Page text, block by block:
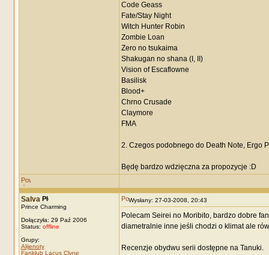
Code Geass
Fate/Stay Night
Witch Hunter Robin
Zombie Loan
Zero no tsukaima
Shakugan no shana (I, II)
Vision of Escaflowne
Basilisk
Blood+
Chrno Crusade
Claymore
FMA
2. Czegos podobnego do Death Note, Ergo
Będę bardzo wdzięczna za propozycje :D
Salva
Prince Charming
Dołączyła: 29 Paź 2006
Status: offline
Grupy:
Alijenoty
Fanklub Lacus Clyne
Wysłany: 27-03-2008, 20:43
Polecam Seirei no Moribito, bardzo dobre
diametralnie inne jeśli chodzi o klimat ale
Recenzje obydwu serii dostępne na Tanuki.